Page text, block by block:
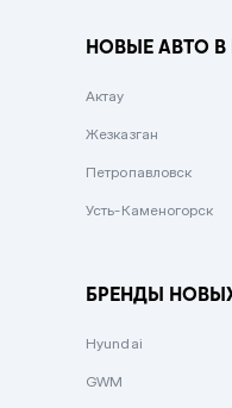
Вишневый
Зеленый
НОВЫЕ АВТО
Актау
Жезказган
Петропавловск
Усть-Каменогорск
БРЕНДЫ
Hyundai
GWM